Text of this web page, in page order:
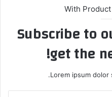
With
Subscribe to
get the
Lorem ipsum